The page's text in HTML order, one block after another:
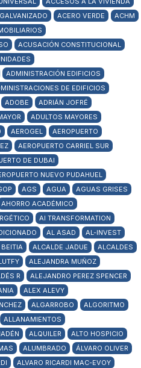
ACERO VERDE
ACHM
ACUSACIÓN CONSTITUCIONAL
ADMINISTRACIÓN EDIFICIOS
DE EDIFICIOS
ADOBE
ADRIÁN JOFRÉ
ADULTOS MAYORES
AEROGEL
AEROPUERTO
AEROPUERTO CARRIEL SUR
DE DUBAI
NUEVO PUDAHUEL
AGS AGUA
AGUAS GRISES
AHORRO ACADÉMICO
AI TRANSFORMATION
AL ASAD
AL-INVEST
ALCALDE JADUE
ALCALDES
ALEJANDRA MUÑOZ
R
ALEJANDRO PEREZ SPENCER
ALEX ALEVY
ALGARROBO
ALGORITMO
ALLANAMIENTOS
ALQUILER
ALTO HOSPICIO
ALUMBRADO
ÁLVARO OLIVER
ALVARO RICARDI MAC-EVOY